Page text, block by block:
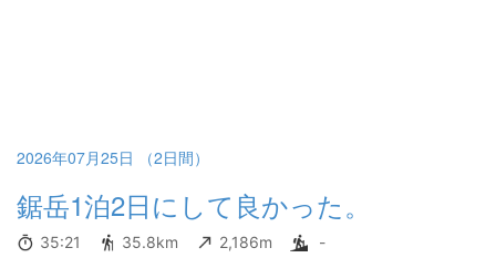
2026年07月25日 （2日間）
鋸岳1泊2日にして良かった。
35:21 35.8km 2,186m -